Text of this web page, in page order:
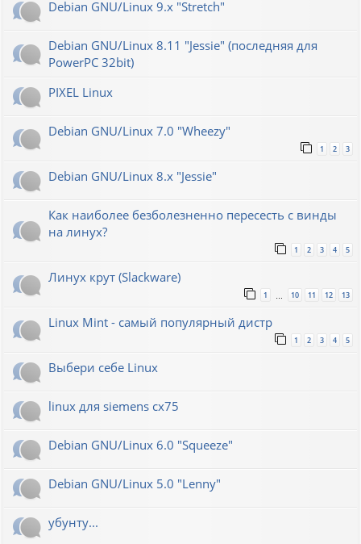
Debian GNU/Linux 9.x "Stretch"
Debian GNU/Linux 8.11 "Jessie" (последняя для
PowerPC 32bit)
PIXEL Linux
Debian GNU/Linux 7.0 "Wheezy"
1 2 3
Debian GNU/Linux 8.x "Jessie"
Как наиболее безболезненно пересесть с винды
на линух?
1 2 3 4 5
Линух крут (Slackware)
1 … 10 11 12 13
Linux Mint - самый популярный дистр
1 2 3 4 5
Выбери себе Linux
linux для siemens cx75
Debian GNU/Linux 6.0 "Squeeze"
Debian GNU/Linux 5.0 "Lenny"
убунту...